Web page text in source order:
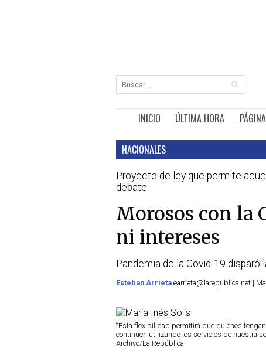
INICIO ÚLTIMA HORA
NACIONALES
Proyecto de ley que permite
debate
Morosos con la
ni intereses
Pandemia de la Covid-19
Esteban Arrieta earrieta@larepublica.net |
“Esta flexibilidad permitirá que quienes
continúen utilizando los servicios de nuestra
Archivo/La República.